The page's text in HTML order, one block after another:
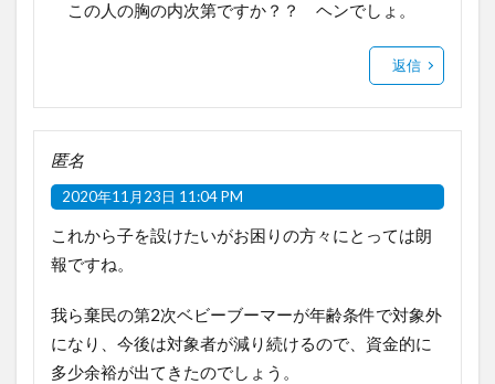
この人の胸の内次第ですか？？ ヘンでしょ。
返信
匿名
2020年11月23日 11:04 PM
これから子を設けたいがお困りの方々にとっては朗
報ですね。
我ら棄民の第2次ベビーブーマーが年齢条件で対象外
になり、今後は対象者が減り続けるので、資金的に
多少余裕が出てきたのでしょう。